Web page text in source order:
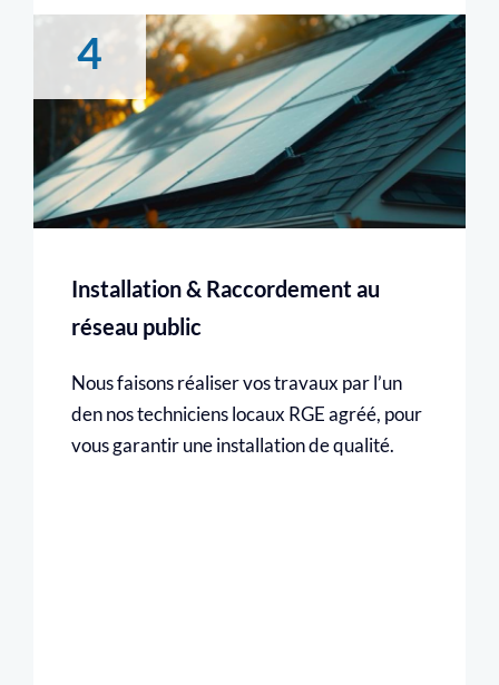
4
Installation & Raccordement au
réseau public
Nous faisons réaliser vos travaux par l’un
den nos techniciens locaux RGE agréé, pour
vous garantir une installation de qualité.